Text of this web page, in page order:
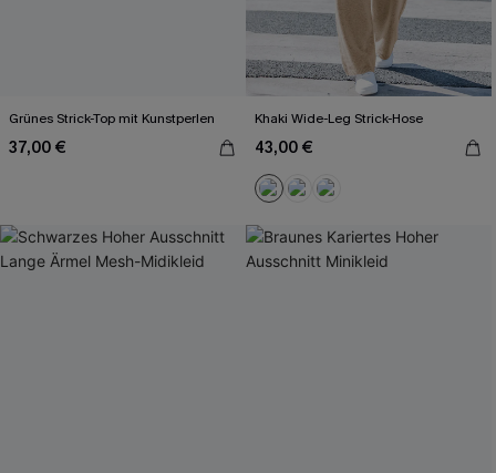
Grünes Strick-Top mit Kunstperlen
37,00 €
Khaki Wide-Leg Strick-Hose
43,00 €